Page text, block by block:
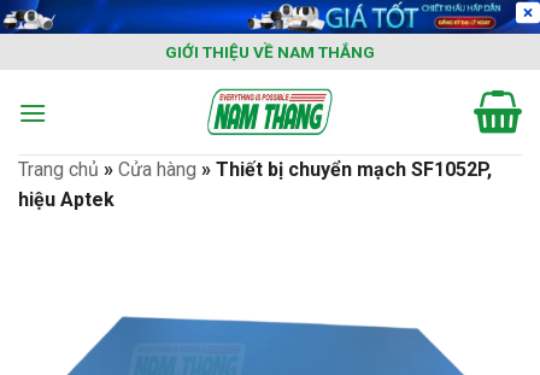
Skip
content
GIỚI THIỆU VỀ NAM THẮNG
Trang chủ » Cửa hàng » Thiết bị chuyển mạch SF1052P,
hiệu Aptek